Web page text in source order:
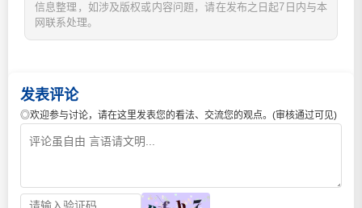
信息整理，如涉及版权或内容问题，请在发布之日起7日内与本
网联系处理。
发表评论
◎欢迎参与讨论，请在这里发表您的看法、交流您的观点。(审核通过可见)